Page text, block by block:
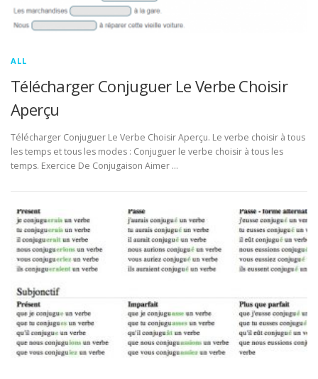
ALL
Télécharger Conjuguer Le Verbe Choisir
Aperçu
Télécharger Conjuguer Le Verbe Choisir Aperçu. Le verbe choisir à tous
les temps et tous les modes : Conjuguer le verbe choisir à tous les
temps. Exercice De Conjugaison Aimer …